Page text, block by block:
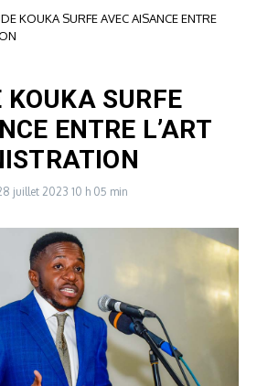
KOUKA SURFE AVEC AISANCE ENTRE
KOUKA SURFE
ENTRE L’ART
juillet 2023 10 h 05 min